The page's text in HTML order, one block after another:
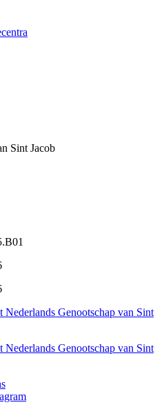
Sint Jacob
Genootschap van Sint
Genootschap van Sint